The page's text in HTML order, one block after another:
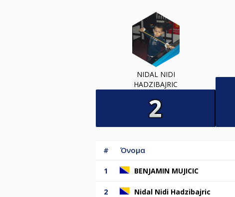
NIDAL NIDI
HADZIBAJRIC
# Όνομα
1 BENJAMIN MUJICIC
2 Nidal Nidi Hadzibajric